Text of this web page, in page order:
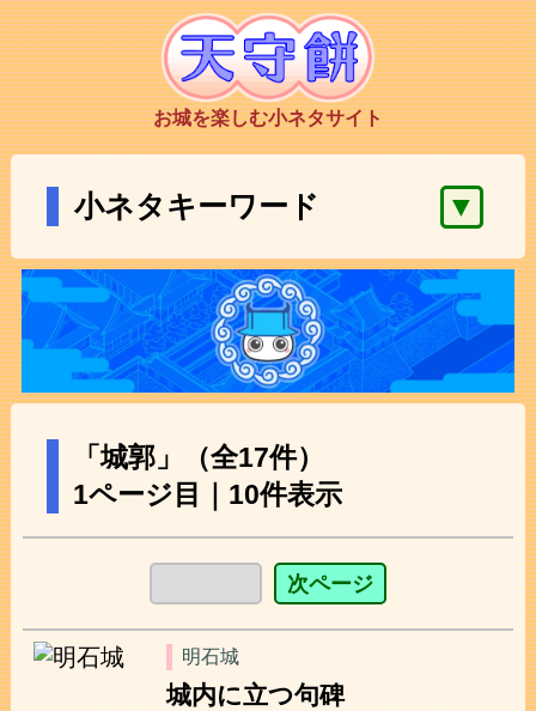
お城を楽しむ小ネタサイト
小ネタキーワード ▼
「城郭」（全17件）
1ページ目｜10件表示
次ページ
明石城
城内に立つ句碑